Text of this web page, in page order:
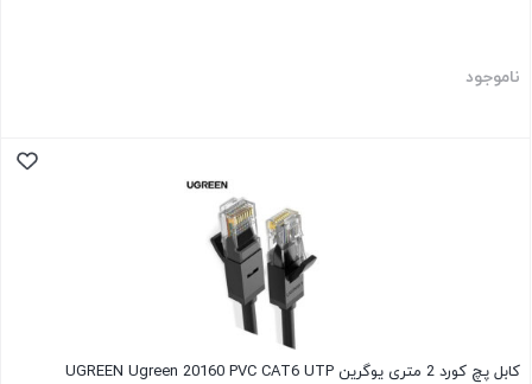
ناموجود
کابل پچ کورد 2 متری یوگرین UGREEN Ugreen 20160 PVC CAT6 UTP